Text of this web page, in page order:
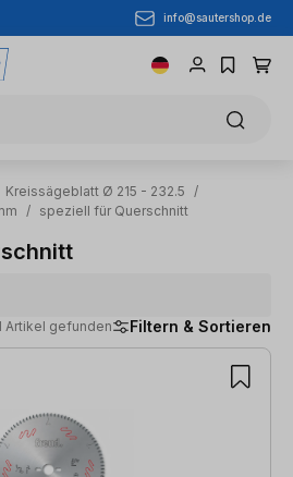
info@sautershop.de
Kreissägeblatt Ø 215 - 232.5
/
/ speziell für Querschnitt
Artikel gefunden Filtern & Sortieren